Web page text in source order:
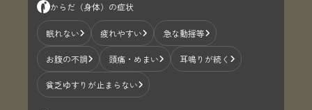
からだ（身体）の症状
眠れない 疲れやすい 急な動揺等
お腹の不調 頭痛・めまい 耳鳴りが続く
貧乏ゆすりが止まらない